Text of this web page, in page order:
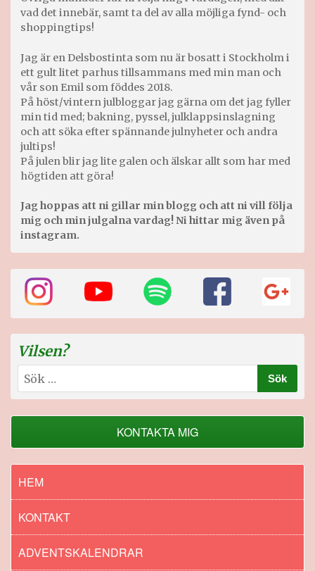
vad det innebär, samt ta del av alla möjliga fynd- och
shoppingtips!
Jag är en Delsbostinta som nu är bosatt i Stockholm i
ett gult litet parhus tillsammans med min man och
vår son Emil som föddes 2018.
På höst/vintern julbloggar jag gärna om det jag fyller
min tid med; bakning, pyssel, julklappsinslagning
och att söka efter spännande julnyheter och andra
jultips!
På julen blir jag lite galen och älskar allt som har med
högtiden att göra!
Jag hoppas att ni gillar min blogg och att ni vill följa
mig och min julgalna vardag! Ni hittar mig även på
instagram.
Vilsen?
Sök
efter:
KONTAKTA MIG
HEM
KONTAKT
ADVENTSKALENDRAR